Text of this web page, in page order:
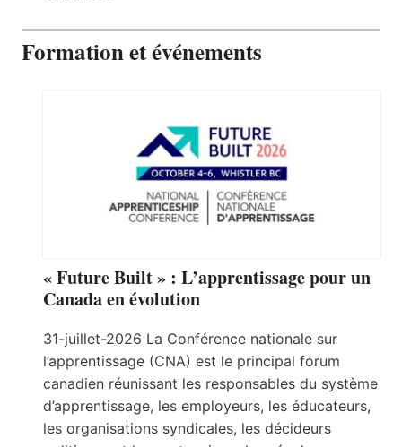
Formation et événements
« Future Built » : L’apprentissage pour un
Canada en évolution
31-juillet-2026 La Conférence nationale sur
l’apprentissage (CNA) est le principal forum
canadien réunissant les responsables du système
d’apprentissage, les employeurs, les éducateurs,
les organisations syndicales, les décideurs